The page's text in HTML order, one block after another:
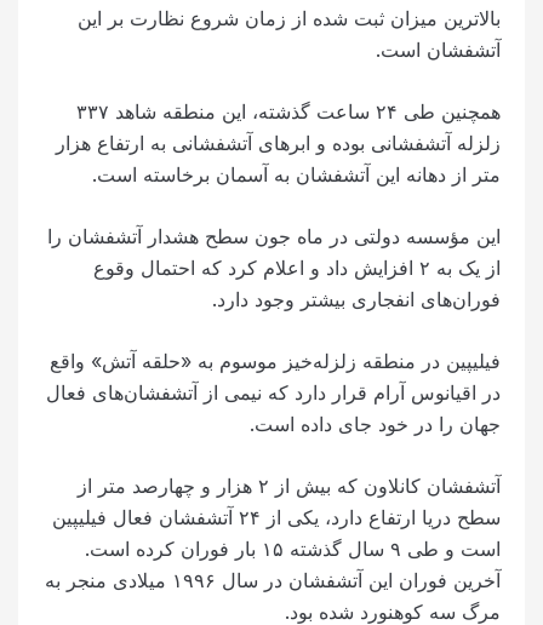
بالاترین میزان ثبت شده از زمان شروع نظارت بر این
آتشفشان است.
همچنین طی ۲۴ ساعت گذشته، این منطقه شاهد ۳۳۷
زلزله آتشفشانی بوده و ابرهای آتشفشانی به ارتفاع هزار
متر از دهانه این آتشفشان به آسمان برخاسته است.
این مؤسسه دولتی در ماه جون سطح هشدار آتشفشان را
از یک به ۲ افزایش داد و اعلام کرد که احتمال وقوع
فوران‌های انفجاری بیشتر وجود دارد.
فیلیپین در منطقه زلزله‌خیز موسوم به «حلقه آتش» واقع
در اقیانوس آرام قرار دارد که نیمی از آتشفشان‌های فعال
جهان را در خود جای داده است.
آتشفشان کانلاون که بیش از ۲ هزار و چهارصد متر از
سطح دریا ارتفاع دارد، یکی از ۲۴ آتشفشان فعال فیلیپین
است و طی ۹ سال گذشته ۱۵ بار فوران کرده است.
آخرین فوران این آتشفشان در سال ۱۹۹۶ میلادی منجر به
مرگ سه کوهنورد شده بود.